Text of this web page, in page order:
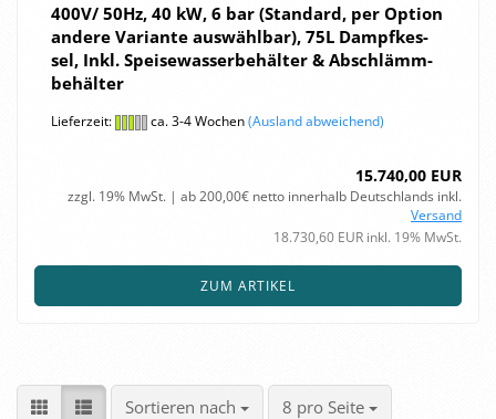
400V/ 50Hz, 40 kW, 6 bar (Stan­dard, per Op­ti­on
an­de­re Va­ri­an­te aus­wähl­bar), 75L Dampf­kes­
sel, Inkl. Spei­se­was­ser­be­häl­ter & Ab­schlämm­
be­häl­ter
Lieferzeit: ca. 3-4 Wochen(Ausland abweichend)
15.740,00 EUR
zzgl. 19% MwSt. | ab 200,00€ netto innerhalb Deutschlands inkl.
Versand
18.730,60 EUR inkl. 19% MwSt.
ZUM ARTIKEL
Sortieren nach
Sortieren nach 8 pro Seite
pro Seite